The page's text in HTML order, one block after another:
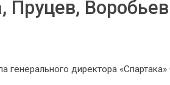
директора